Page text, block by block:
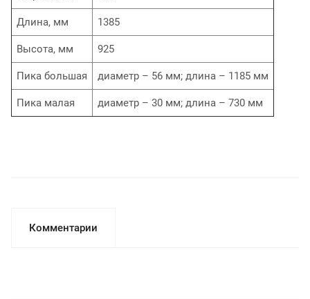
Длина, мм 1385
Высота, мм 925
Пика большая диаметр – 56 мм; длина – 1185 мм
Пика малая диаметр – 30 мм; длина – 730 мм
Комментарии